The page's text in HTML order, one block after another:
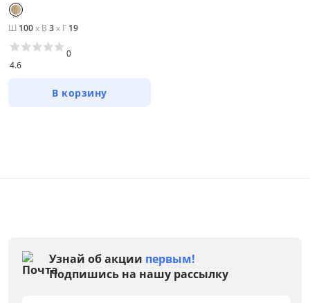
Ш 100x В 3x Г 19
4.6
0
В корзину
Узнай об акции первым!
Подпишись на нашу рассылку